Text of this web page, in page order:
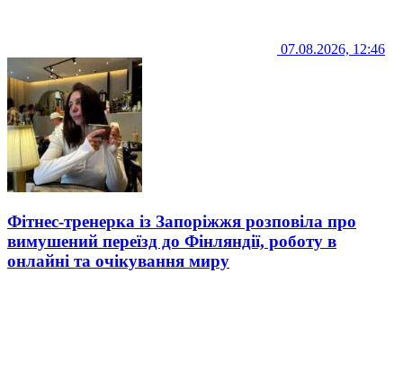
07.08.2026, 12:46
Фітнес-тренерка із Запоріжжя розповіла про
вимушений переїзд до Фінляндії, роботу в
онлайні та очікування миру